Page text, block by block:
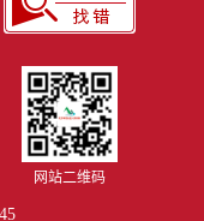
网站二维码